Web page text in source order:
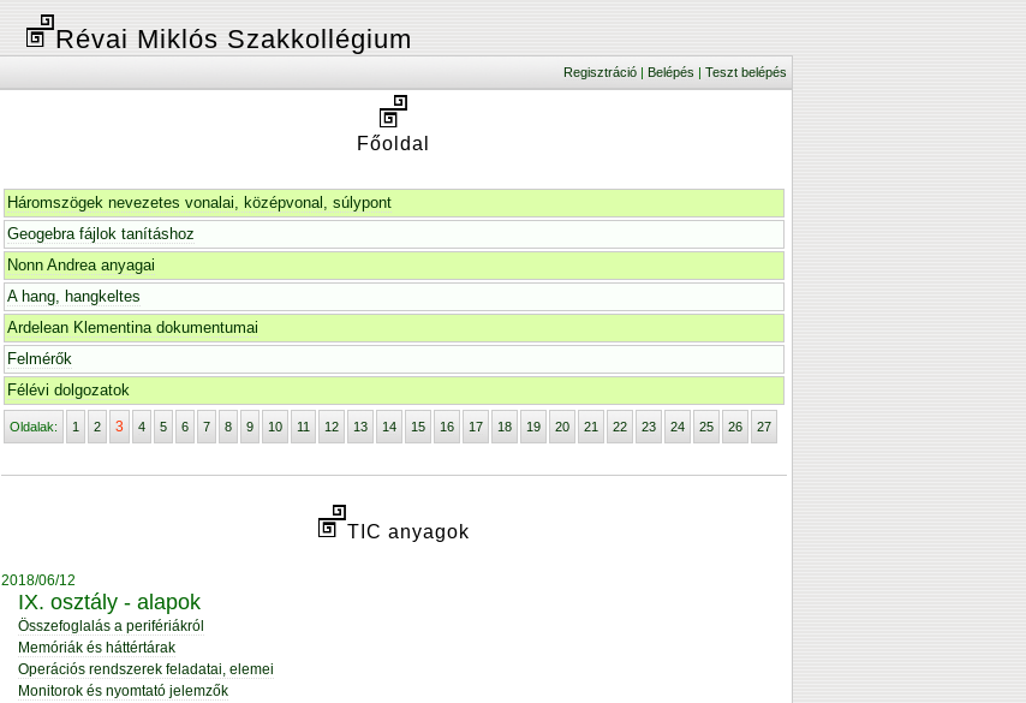
Révai Miklós Szakkollégium
Regisztráció| Belépés | Teszt belépés
Főoldal
Háromszögek nevezetes vonalai, középvonal, súlypont
Geogebra fájlok tanításhoz
Nonn Andrea anyagai
A hang, hangkeltes
Ardelean Klementina dokumentumai
Felmérők
Félévi dolgozatok
Oldalak: 1 2 3 4 5 6 7 8 9 10 11 12 13 14 15 16 17 18 19 20 21 22 23 24 25 26 27
TIC anyagok
2018/06/12
IX. osztály - alapok
Összefoglalás a perifériákról
Memóriák és háttértárak
Operációs rendszerek feladatai, elemei
Monitorok és nyomtató jelemzők